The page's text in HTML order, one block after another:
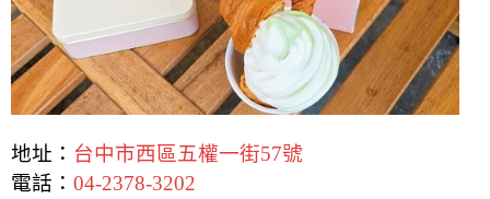
地址： 台中市西區五權一街57號
電話： 04-2378-3202